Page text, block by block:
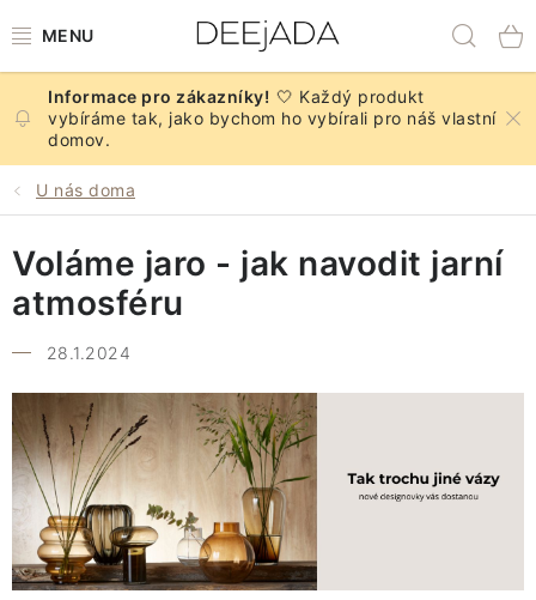
na
NOVINKY
PODZIM
KUCHYNĚ A STOLOVÁNÍ
BYTOVÝ TEXTIL
KOUPELNA
ZNAČKY
VÁNOCE
🤍 Každý produkt
vybíráme tak, jako bychom ho vybírali pro náš vlastní
domov.
U nás doma
Voláme jaro - jak navodit jarní
atmosféru
28.1.2024